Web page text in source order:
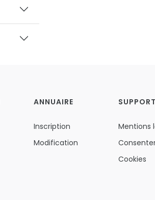
ANNUAIRE
Inscription
Modification
SUPPORT
Mentions
Cookies